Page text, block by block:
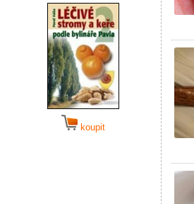
koupit